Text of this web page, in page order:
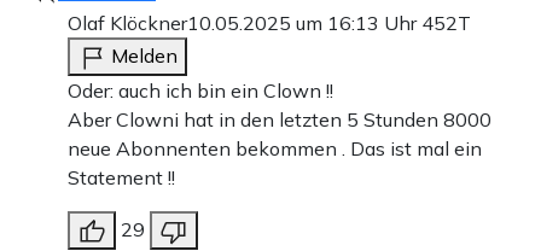
Olaf Klöckner10.05.2025 um 16:13 Uhr 452T
Melden
Oder: auch ich bin ein Clown !!
Aber Clowni hat in den letzten 5 Stunden 8000
neue Abonnenten bekommen . Das ist mal ein
Statement !!
29